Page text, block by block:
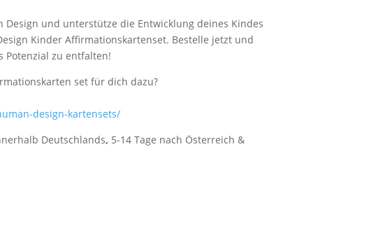
Design und unterstütze die Entwicklung deines Kindes
Kinder Affirmationskartenset. Bestelle jetzt und
Potenzial zu entfalten!
set für dich dazu?
design-kartensets/
Deutschlands, 5-14 Tage nach Österreich &